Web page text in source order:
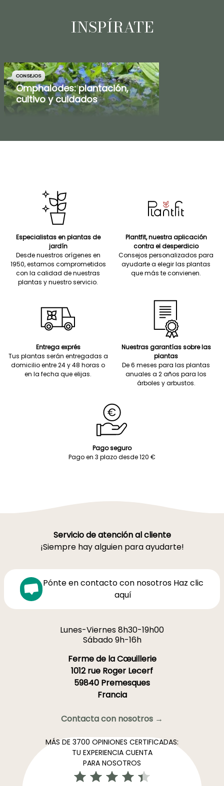
INSPÍRATE
CONSEJOS
Omphalodes: plantación,
cultivo y cuidados
Especialistas en plantas de
jardín
Desde nuestros orígenes en
1950, estamos comprometidos
con la calidad de nuestras
plantas y nuestro servicio.
Plantfit, nuestra aplicación
contra el desperdicio
Consejos personalizados para
ayudarte a elegir las plantas
que más te convienen.
Entrega exprés
Tus plantas serán entregadas a
domicilio entre 24 y 48 horas o
en la fecha que elijas.
Nuestras garantías sobre las
plantas
De 6 meses para las plantas
anuales a 2 años para los
árboles y arbustos.
Pago seguro
Pago en 3 plazo desde 120 €
Servicio de atención al cliente
¡Siempre hay alguien para ayudarte!
Pónte en contacto con nosotros Haz clic
aquí
Lunes-Viernes 8h30-19h00
Sábado 9h-16h
Ferme de la Cœuillerie
1012 rue Roger Lecerf
59840 Premesques
Francia
Contacta con nosotros →
MÁS DE 3700 OPINIONES CERTIFICADAS:
TU EXPERIENCIA CUENTA
PARA NOSOTROS